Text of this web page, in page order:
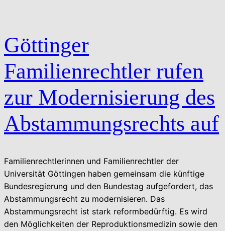
Göttinger
Familienrechtler rufen
zur Modernisierung des
Abstammungsrechts auf
Familienrechtlerinnen und Familienrechtler der
Universität Göttingen haben gemeinsam die künftige
Bundesregierung und den Bundestag aufgefordert, das
Abstammungsrecht zu modernisieren. Das
Abstammungsrecht ist stark reformbedürftig. Es wird
den Möglichkeiten der Reproduktionsmedizin sowie den